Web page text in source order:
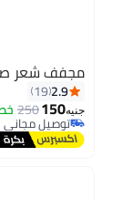
مجفف شعر
2.9
19
جنيه150
250
توصيل مجاني
توصيل مجاني